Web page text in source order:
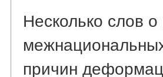
Несколько слов
причин